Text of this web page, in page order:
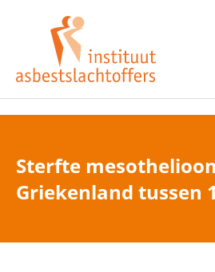
Heeft u Mesothelioom?
Heeft u Asbestose?
Bent u arts?
Asbest en Gezondheid
Laatste nieuws
Sterfte
Griekenland tussen